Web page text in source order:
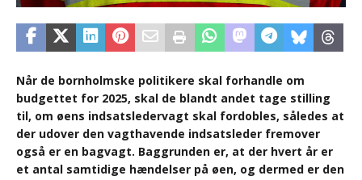
Når de bornholmske politikere skal forhandle om
budgettet for 2025, skal de blandt andet tage stilling
til, om øens indsatsledervagt skal fordobles, således at
der udover den vagthavende indsatsleder fremover
også er en bagvagt. Baggrunden er, at der hvert år er
et antal samtidige hændelser på øen, og dermed er den